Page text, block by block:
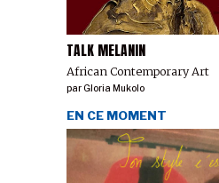
TALK MELANIN
African Contemporary Art
parGloria Mukolo
EN CE MOMENT